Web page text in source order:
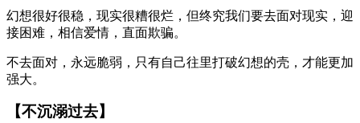
幻想很好很稳，现实很糟很烂，但终究我们要去面对现实，迎
接困难，相信爱情，直面欺骗。
不去面对，永远脆弱，只有自己往里打破幻想的壳，才能更加
强大。
【不沉溺过去】